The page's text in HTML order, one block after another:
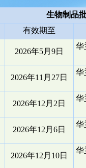
生物制品
有效期至
2026年5月9日
华
2026年11月27日
华
2026年12月2日
华
2026年12月6日
华
2026年12月10日
华